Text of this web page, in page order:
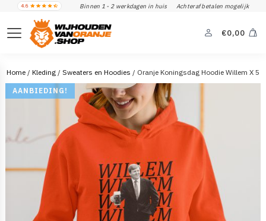
Binnen 1 - 2 werkdagen in huis Achteraf betalen mogelijk
€0,00
Home / Kleding / Sweaters en Hoodies / Oranje Koningsdag Hoodie Willem X 5
AANBIEDING!